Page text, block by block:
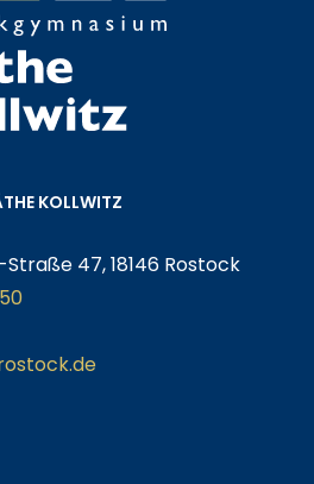
KOLLWITZ
47, 18146 Rostock